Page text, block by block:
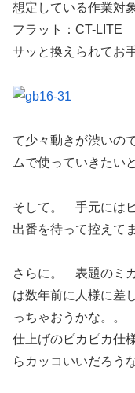
想定している作業
フラット：CT-LITE
サッと換えられてお
て少々動きが渋いの
ムで使っていきたい
そして。 手元には
出番を待って控えて
さらに。 表題のミ
は数年前に人様に差
っちゃおうかな。。
仕上げのピカピカ仕
らカッコいいだろう